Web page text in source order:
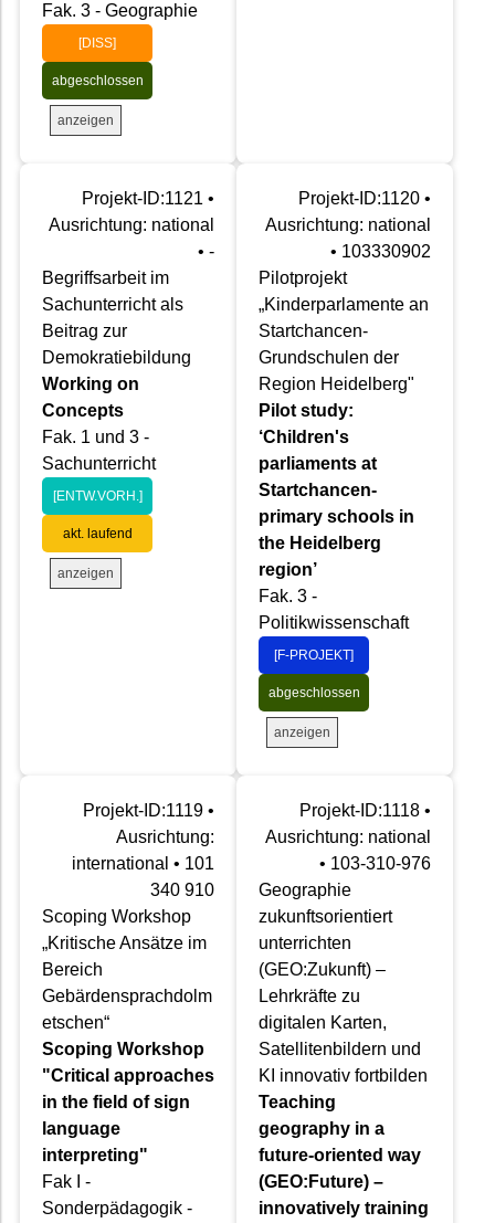
Fak. 3 - Geographie
[DISS]
abgeschlossen
anzeigen
Projekt-ID:1121 •
Ausrichtung: national
• -
Begriffsarbeit im
Sachunterricht als
Beitrag zur
Demokratiebildung
Working on
Concepts
Fak. 1 und 3 -
Sachunterricht
[ENTW.VORH.]
akt. laufend
anzeigen
Projekt-ID:1120 •
Ausrichtung: national
• 103330902
Pilotprojekt
„Kinderparlamente an
Startchancen-
Grundschulen der
Region Heidelberg"
Pilot study:
‘Children's
parliaments at
Startchancen-
primary schools in
the Heidelberg
region’
Fak. 3 -
Politikwissenschaft
[F-PROJEKT]
abgeschlossen
anzeigen
Projekt-ID:1119 •
Ausrichtung:
international • 101
340 910
Scoping Workshop
„Kritische Ansätze im
Bereich
Gebärdensprachdolm
etschen“
Scoping Workshop
"Critical approaches
in the field of sign
language
interpreting"
Fak I -
Sonderpädagogik -
Projekt-ID:1118 •
Ausrichtung: national
• 103-310-976
Geographie
zukunftsorientiert
unterrichten
(GEO:Zukunft) –
Lehrkräfte zu
digitalen Karten,
Satellitenbildern und
KI innovativ fortbilden
Teaching
geography in a
future-oriented way
(GEO:Future) –
innovatively training